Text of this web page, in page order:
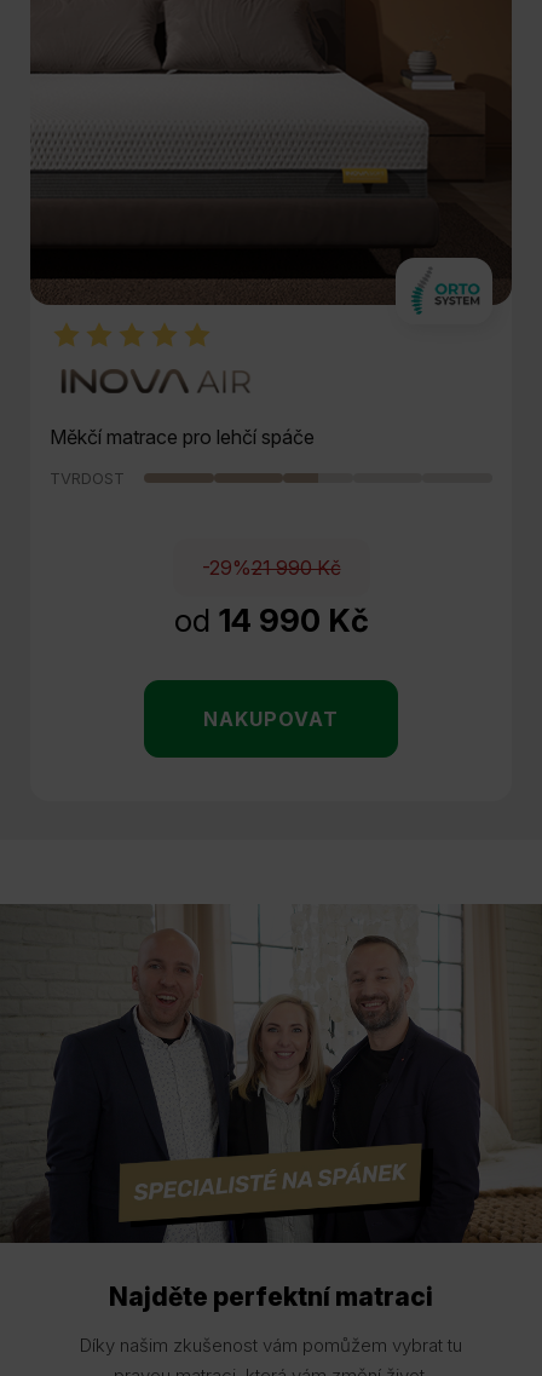
Měkčí matrace pro lehčí spáče
TVRDOST
-29%21 990 Kč
od 14 990 Kč
NAKUPOVAT
Najděte perfektní matraci
Díky našim zkušenost vám pomůžem vybrat tu